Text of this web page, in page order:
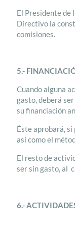
El Presidente de
Directivo la
comisiones.
5.-
Cuando alguna
gasto, deberá
su financiación
Éste aprobará,
así como el
El resto de
ser sin gasto, al
6.-